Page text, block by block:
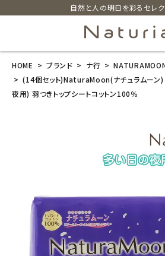
自然と人の明日を彩るセレク
search
aturaMoon
(ナチュラムー
ン) 生理用ナプ
キン (多い日の
HOME ブランド ナ行
NATURAMOON
(14個セット)NaturaMoon(ナチュラムーン
夜用) 羽つきトップシートコットン100％